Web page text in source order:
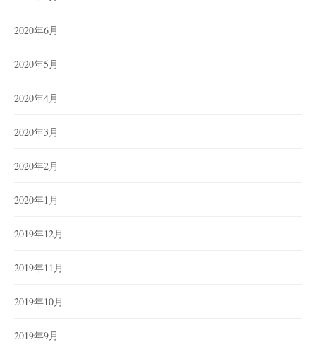
2020年6月
2020年5月
2020年4月
2020年3月
2020年2月
2020年1月
2019年12月
2019年11月
2019年10月
2019年9月